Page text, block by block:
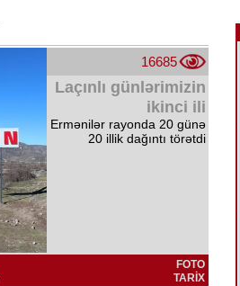
16685
Laçınlı günlərimizin
ikinci ili
Ermənilər rayonda 20 günə
20 illik dağıntı törətdi
FOTO
TARİX